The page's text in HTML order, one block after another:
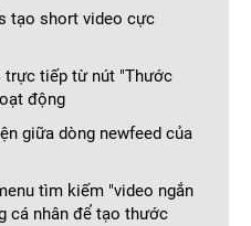
tạo short video cực
trực tiếp từ nút "Thước
động
giữa dòng newfeed của
tìm kiếm "video ngắn
cá nhân để tạo thước